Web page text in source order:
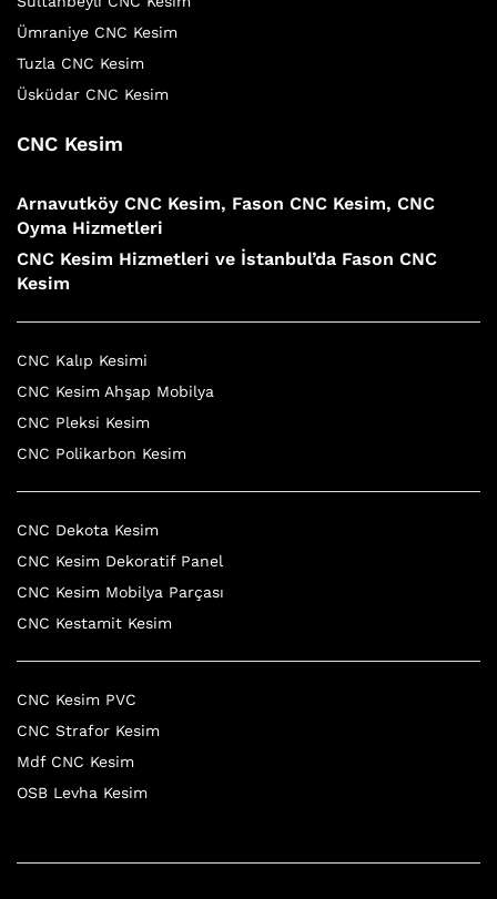
Ümraniye CNC Kesim
Tuzla CNC Kesim
Üsküdar CNC Kesim
CNC Kesim
Arnavutköy CNC Kesim, Fason CNC Kesim, CNC
Oyma Hizmetleri
CNC Kesim Hizmetleri ve İstanbul’da Fason CNC
Kesim
CNC Kalıp Kesimi
CNC Kesim Ahşap Mobilya
CNC Pleksi Kesim
CNC Polikarbon Kesim
CNC Dekota Kesim
CNC Kesim Dekoratif Panel
CNC Kesim Mobilya Parçası
CNC Kestamit Kesim
CNC Kesim PVC
CNC Strafor Kesim
Mdf CNC Kesim
OSB Levha Kesim